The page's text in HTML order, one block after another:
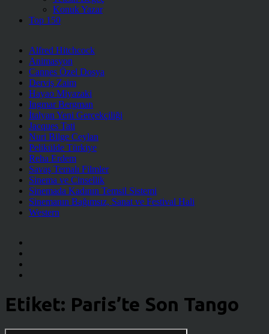
Konuk Yazar
Top 150
Alfred Hitchcock
Animasyon
Cannes Özel Dosya
Derviş Zaim
Hayao Miyazaki
Ingmar Bergman
İtalyan Yeni Gerçekçiliği
Jacques Tati
Nuri Bilge Ceylan
Pelikülde Türkiye
Reha Erdem
Savaş Temalı Filmler
Sinema ve Cinsellik
Sinemada Kadının Temsil Sistemi
Sinemanın Bağımsız, Sanat ve Festival Hali
Western
Etiket: Paris’te Son Tango